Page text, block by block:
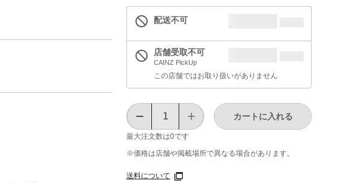
配送不可
店舗受取不可
CAINZ PickUp
この店舗ではお取り扱いがありません
最大注文数は0です
カートに入れる
※価格は​店舗や​掲載場所で​異なる​場合が​あります。
送料について